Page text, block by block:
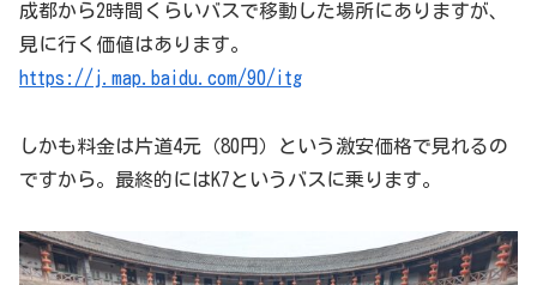
成都から2時間くらいバスで移動した場所にありますが、
見に行く価値はあります。
https://j.map.baidu.com/90/itg
しかも料金は片道4元（80円）という激安価格で見れるの
ですから。最終的にはK7というバスに乗ります。